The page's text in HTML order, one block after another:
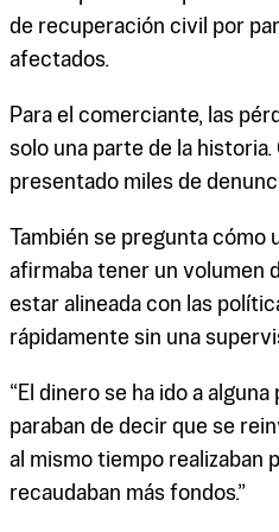
de recuperación civil por
afectados.
Para el comerciante, las
solo una parte de la historia.
presentado miles de
También se pregunta cómo
afirmaba tener un volumen
estar alineada con las
rápidamente sin una
“El dinero se ha ido a alguna
paraban de decir que se
al mismo tiempo realizaban
recaudaban más fondos.”